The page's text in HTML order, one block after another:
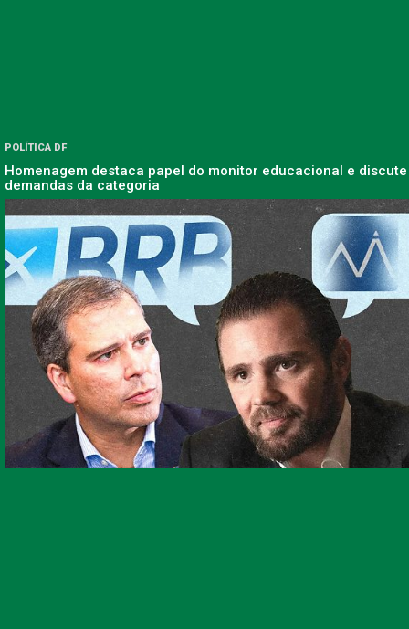
POLÍTICA DF
Homenagem destaca papel do monitor educacional e discute
demandas da categoria